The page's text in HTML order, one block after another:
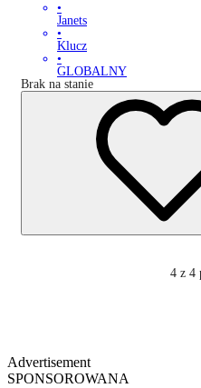
•
Janets
•
Klucz
•
GLOBALNY
Brak na stanie
4 z 4
Advertisement
SPONSOROWANA